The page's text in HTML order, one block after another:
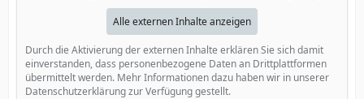
Alle externen Inhalte anzeigen
Durch die Aktivierung der externen Inhalte erklären Sie sich damit
einverstanden, dass personenbezogene Daten an Drittplattformen
übermittelt werden. Mehr Informationen dazu haben wir in unserer
Datenschutzerklärung zur Verfügung gestellt.